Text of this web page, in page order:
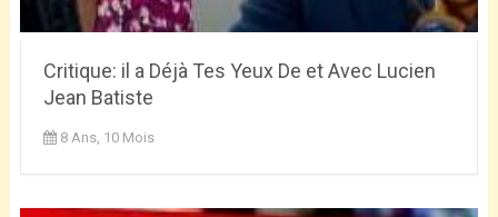
Critique: il a Déjà Tes Yeux De et Avec Lucien
Jean Batiste
8 Ans, 10 Mois